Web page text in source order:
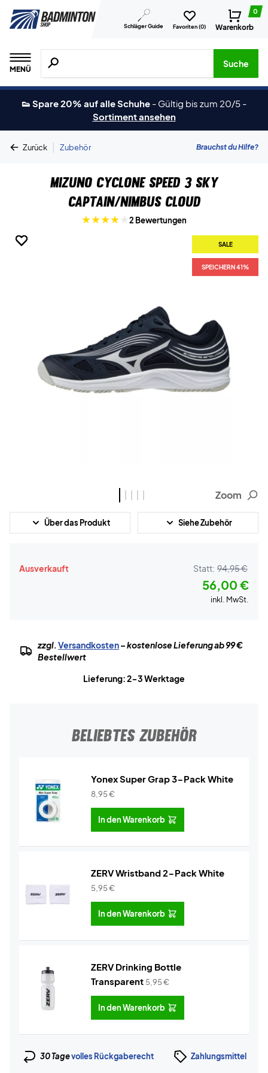
Schläger Guide Favoriten (0)
0
Warenkorb
MENÜ
Suche nach Produkten, Marken usw.
Suche
👟 Spare 20% auf alle Schuhe - Gültig bis zum 20/5 -
Sortiment ansehen
Zurück | Zubehör Brauchst du Hilfe?
Mizuno Cyclone Speed 3 Sky
Captain/Nimbus Cloud
2 Bewertungen
SALE
SPEICHERN 41%
SALE
SPEICHERN 41%
SALE
SPEICHERN 41%
SALE
SPEICHERN 41%
SALE
SPEICHERN 41%
Zoom
Über das Produkt Siehe Zubehör
Ausverkauft Statt: 94,95 €
56,00 €
inkl. MwSt.
zzgl.Versandkosten– kostenlose Lieferung ab 99 €
Bestellwert
Lieferung: 2-3 Werktage
BELIEBTES ZUBEHÖR
Yonex Super Grap 3-Pack White
8,95€
In den Warenkorb
ZERV Wristband 2-Pack White
5,95€
In den Warenkorb
ZERV Drinking Bottle
Transparent 5,95€
In den Warenkorb
30 Tagevolles Rückgaberecht Zahlungsmittel